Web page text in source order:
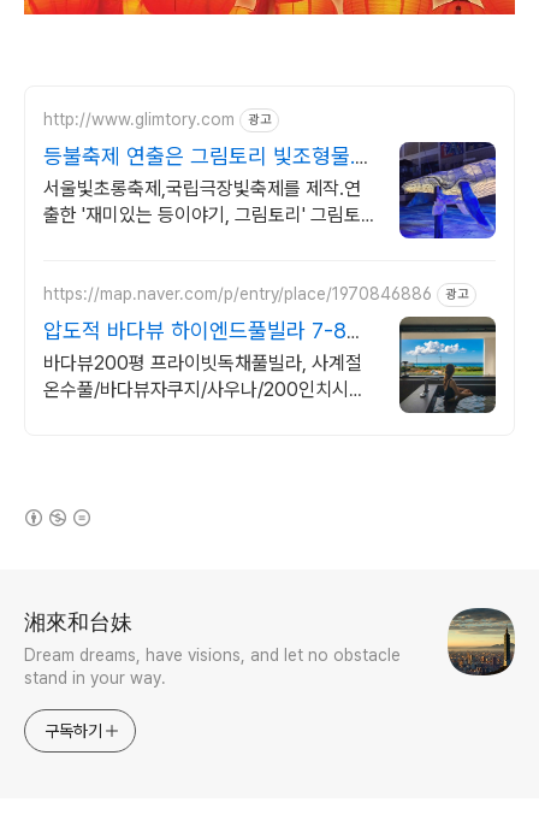
http://www.glimtory.com 광고
등불축제 연출은 그림토리 빛조형물.한
지등 제작 전문
서울빛초롱축제,국립극장빛축제를 제작.연
출한 '재미있는 등이야기, 그림토리' 그림토
https://map.naver.com/p/entry/place/1970846886 광고
압도적 바다뷰 하이엔드풀빌라 7-8월
한정 수영장 포함
바다뷰200평 프라이빗독채풀빌라, 사계절
온수풀/바다뷰자쿠지/사우나/200인치시네
湘來和台妹
Dream dreams, have visions, and let no obstacle
stand in your way.
구독하기